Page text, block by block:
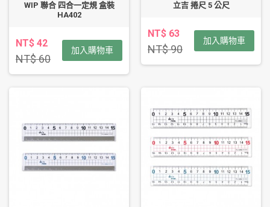
WIP 聯合 四合一定規 盒裝
HA402
NT$ 42
NT$ 60
加入購物車
立吉 捲尺 5 公尺
NT$ 63
NT$ 90
加入購物車